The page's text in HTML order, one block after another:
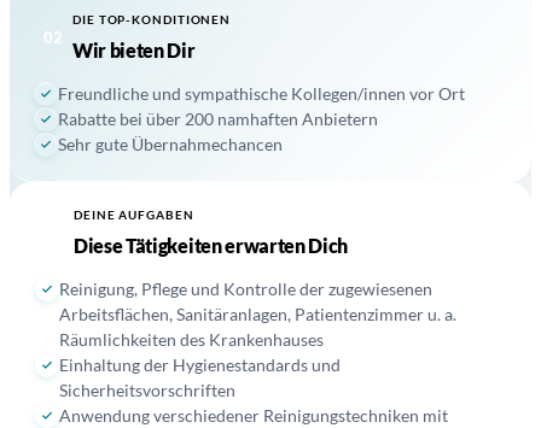
02
DIE TOP-KONDITIONEN
Wir bieten Dir
Freundliche und sympathische Kollegen/innen vor Ort
Rabatte bei über 200 namhaften Anbietern
Sehr gute Übernahmechancen
DEINE AUFGABEN
Diese Tätigkeiten erwarten Dich
Reinigung, Pflege und Kontrolle der zugewiesenen
Arbeitsflächen, Sanitäranlagen, Patientenzimmer u. a.
Räumlichkeiten des Krankenhauses
Einhaltung der Hygienestandards und
Sicherheitsvorschriften
Anwendung verschiedener Reinigungstechniken mit